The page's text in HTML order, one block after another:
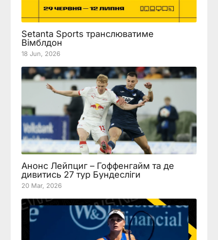
Setanta Sports транслюватиме
Вімблдон
18 Jun, 2026
Анонс Лейпциг – Гоффенгайм та де
дивитись 27 тур Бундесліги
20 Mar, 2026